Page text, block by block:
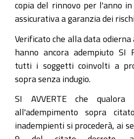
copia del rinnovo per l'anno
assicurativa a garanzia dei
Verificato che alla data odierna
hanno ancora adempiuto SI
tutti i soggetti coinvolti a
sopra senza indugio.
SI AVVERTE che
all'adempimento sopra
inadempienti si procederà, ai